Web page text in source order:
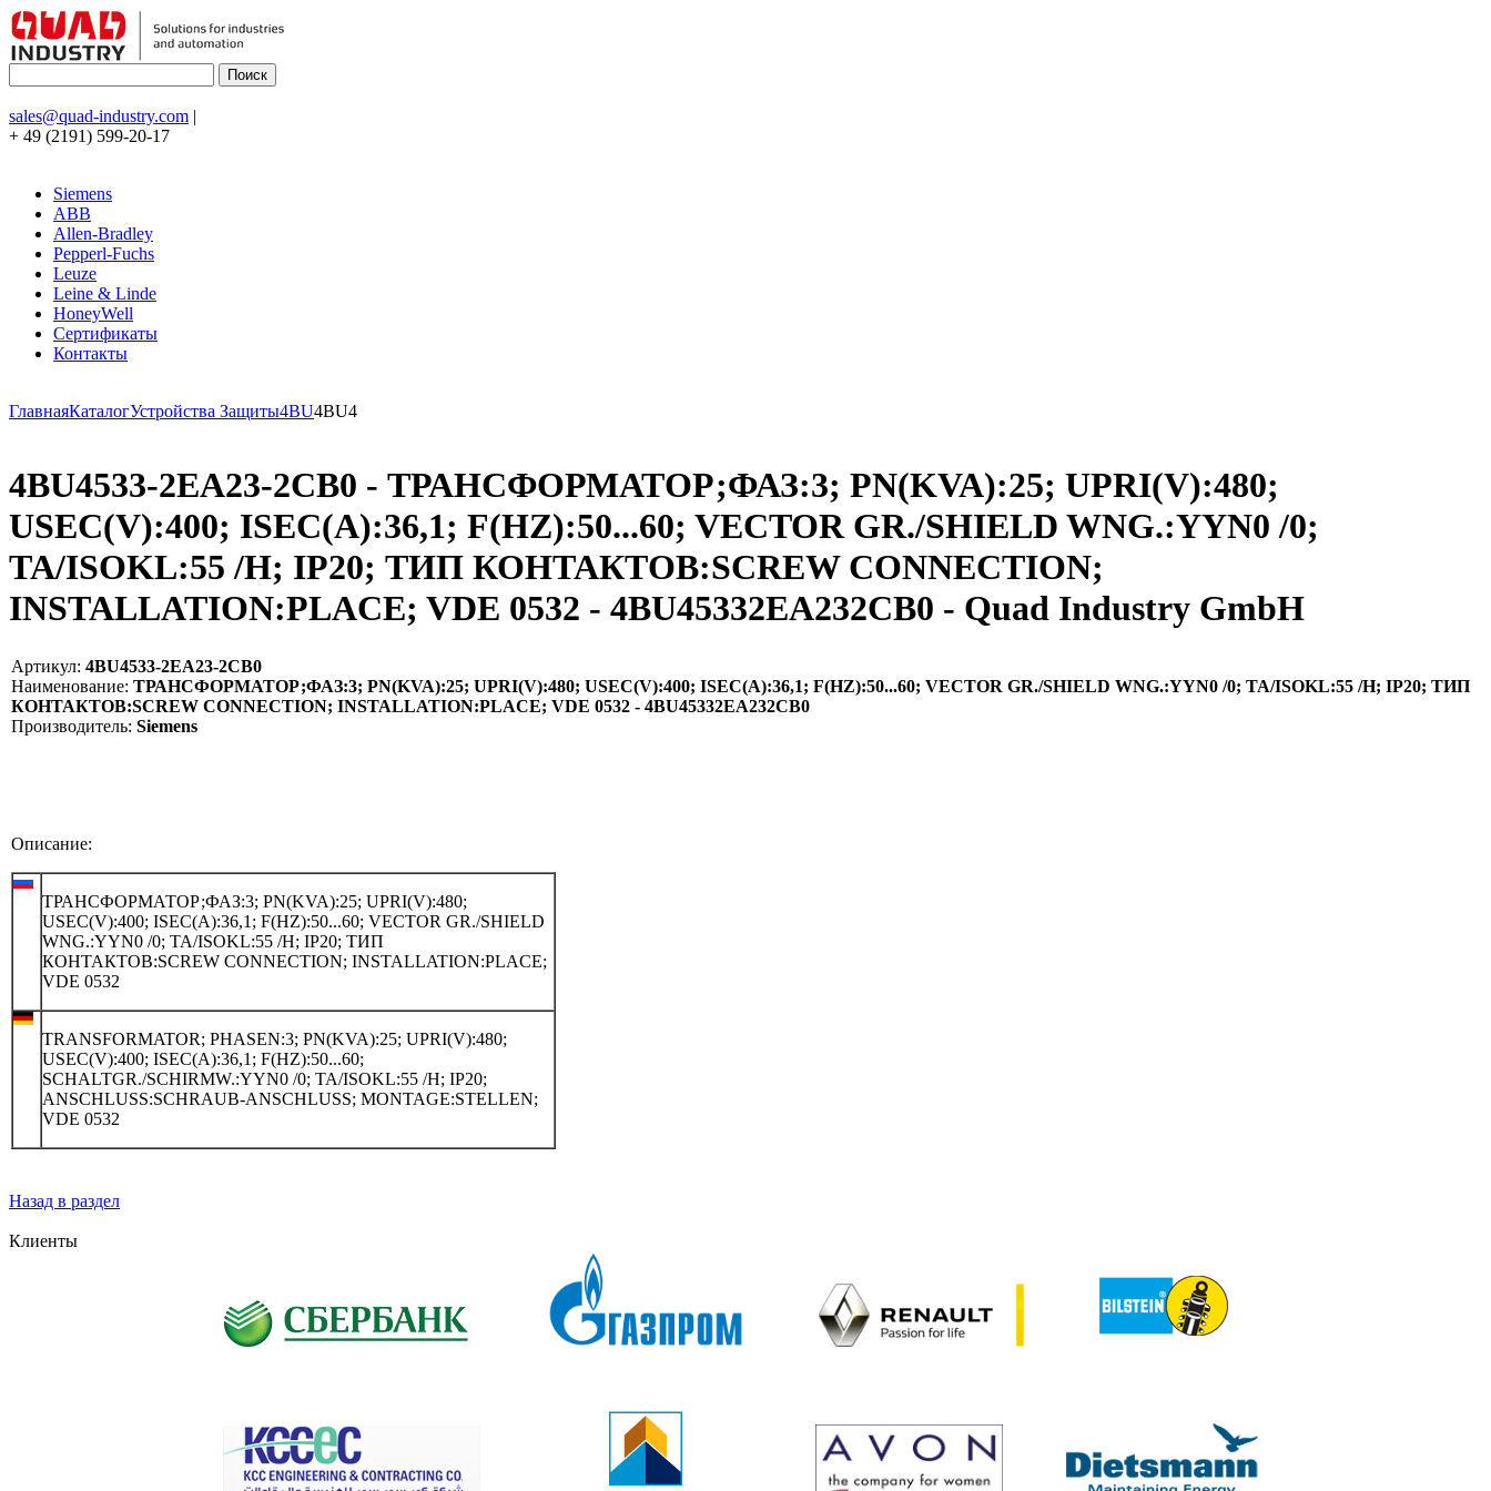
sales@quad-industry.com |
+ 49 (2191) 599-20-17
Siemens
ABB
Allen-Bradley
Pepperl-Fuchs
Leuze
Leine & Linde
HoneyWell
Сертификаты
Контакты
ГлавнаяКаталогУстройства Защиты4BU4BU4
4BU4533-2EA23-2CB0 - ТРАНСФОРМАТОР;ФАЗ:3; PN(KVA):25; UPRI(V):480;
USEC(V):400; ISEC(A):36,1; F(HZ):50...60; VECTOR GR./SHIELD WNG.:YYN0 /0;
TA/ISOKL:55 /H; IP20; ТИП КОНТАКТОВ:SCREW CONNECTION;
INSTALLATION:PLACE; VDE 0532 - 4BU45332EA232CB0 - Quad Industry GmbH
Артикул: 4BU4533-2EA23-2CB0
Наименование: ТРАНСФОРМАТОР;ФАЗ:3; PN(KVA):25; UPRI(V):480; USEC(V):400; ISEC(A):36,1; F(HZ):50...60; VECTOR GR./SHIELD WNG.:YYN0 /0; TA/ISOKL:55 /H; IP20; ТИП
КОНТАКТОВ:SCREW CONNECTION; INSTALLATION:PLACE; VDE 0532 - 4BU45332EA232CB0
Производитель: Siemens
Описание:
ТРАНСФОРМАТОР;ФАЗ:3; PN(KVA):25; UPRI(V):480;
USEC(V):400; ISEC(A):36,1; F(HZ):50...60; VECTOR GR./SHIELD
WNG.:YYN0 /0; TA/ISOKL:55 /H; IP20; ТИП
КОНТАКТОВ:SCREW CONNECTION; INSTALLATION:PLACE;
VDE 0532
TRANSFORMATOR; PHASEN:3; PN(KVA):25; UPRI(V):480;
USEC(V):400; ISEC(A):36,1; F(HZ):50...60;
SCHALTGR./SCHIRMW.:YYN0 /0; TA/ISOKL:55 /H; IP20;
ANSCHLUSS:SCHRAUB-ANSCHLUSS; MONTAGE:STELLEN;
VDE 0532
Назад в раздел
Клиенты